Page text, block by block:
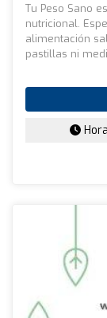
Tu Peso Sano
nutricional.
alimentación
pastillas ni